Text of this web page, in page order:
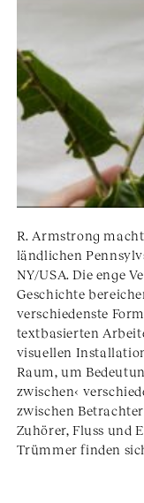
R. Armstrong
ländlichen
NY/USA. Die enge
Geschichte
verschiedenste
textbasierten
visuellen
Raum, um
zwischen‹
zwischen
Zuhörer, Fluss und
Trümmer finden